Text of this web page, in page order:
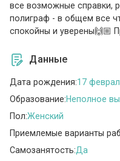
все возможные справки,
полиграф - в общем все
спокойны и уверены🙌🏼
Данные
Дата рождения:17
Образование:Неполное
Пол:Женский
Приемлемые варианты
Самозанятость:Да